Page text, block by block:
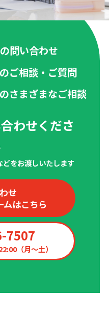
問い合わせ
ご相談・ご質問
さまざまなご相談
わせくださ
をお渡しいたします
せ
ムはこちら
7507
（月〜土）